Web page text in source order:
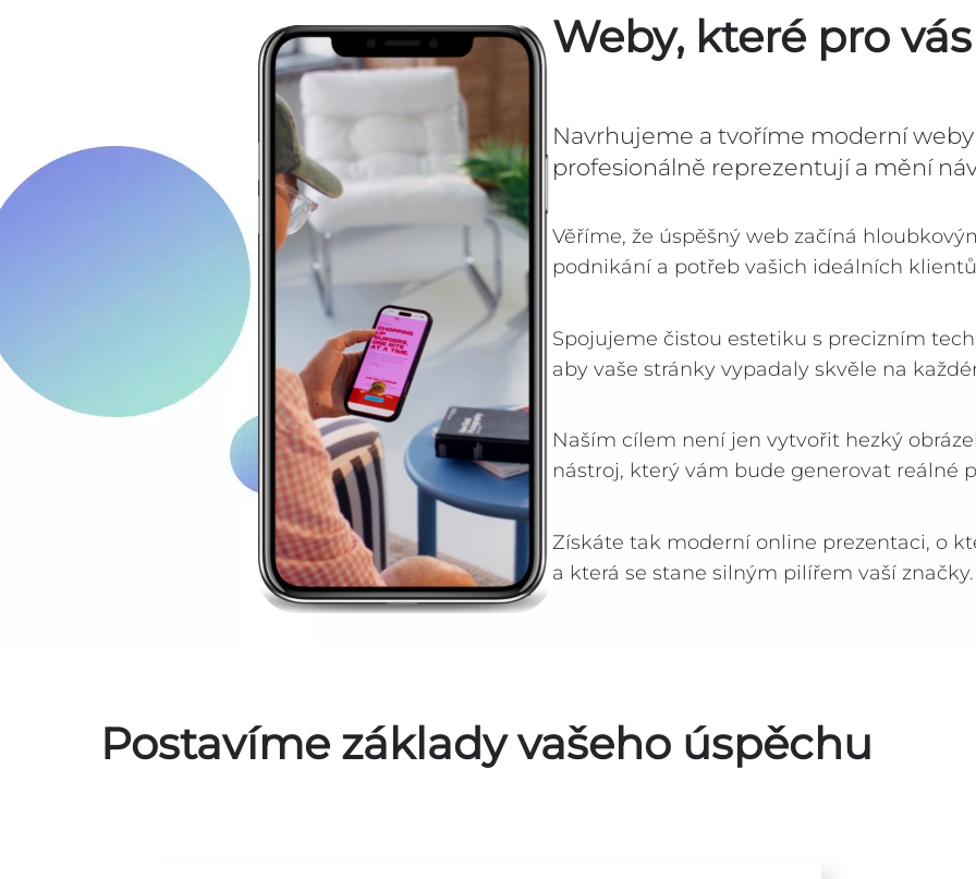
Weby, které pro
Navrhujeme a tvoříme moderní
profesionálně reprezentují a mění
Věříme, že úspěšný web začíná
podnikání a potřeb vašich ideálních
Spojujeme čistou estetiku s precizním
aby vaše stránky vypadaly skvěle na
Naším cílem není jen vytvořit hezký
nástroj, který vám bude generovat reálné
Získáte tak moderní online prezentaci, o
a která se stane silným pilířem vaší značky.
Postavíme základy vašeho úspěchu